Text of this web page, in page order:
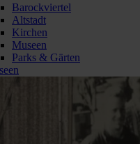
Barockviertel
Altstadt
Kirchen
Museen
Parks & Gärten